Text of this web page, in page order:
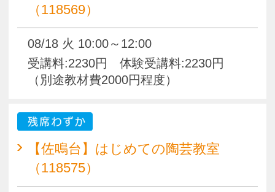
09/15 火 10:00～12:00
受講料:2230円 体験受講料:2230円
（別途教材費2000円程度）
pagetop
お知らせ
くらしときめきアカデミー入会規約
会社概要 特商法
お問い合わせ